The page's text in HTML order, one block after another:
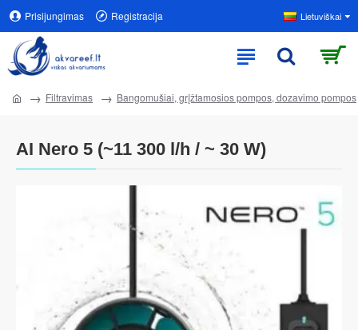
Prisijungimas Registracija Lietuviškai
Filtravimas Bangomušiai, grįžtamosios pompos, dozavimo pompos
AI Nero 5 (~11 300 l/h / ~ 30 W)